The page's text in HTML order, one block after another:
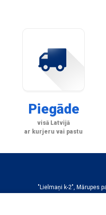
Piegāde
visā Latvijā
ar kurjeru vai pastu
"Lielmaņi k-2", Mārupes